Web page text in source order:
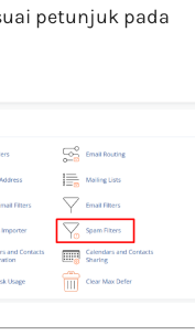
petunjuk pada